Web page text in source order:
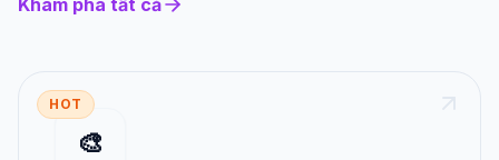
Khám phá tất cả
HOT
🎨